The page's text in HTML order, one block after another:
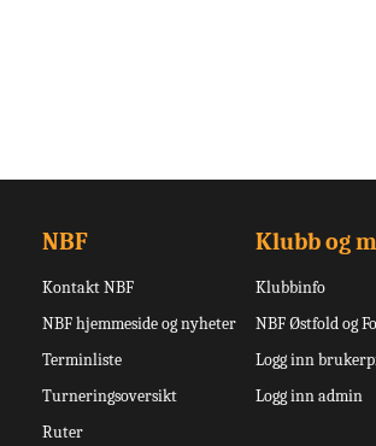
NBF
Kontakt NBF
NBF hjemmeside og nyheter
Terminliste
Turneringsoversikt
Ruter
Klubb og
Klubbinfo
NBF Østfold og
Logg inn
Logg inn admin